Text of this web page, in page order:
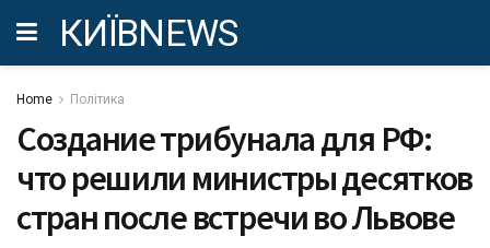
КИЇВNEWS
Home Політика
Создание трибунала для РФ:
что решили министры десятков
стран после встречи во Львове